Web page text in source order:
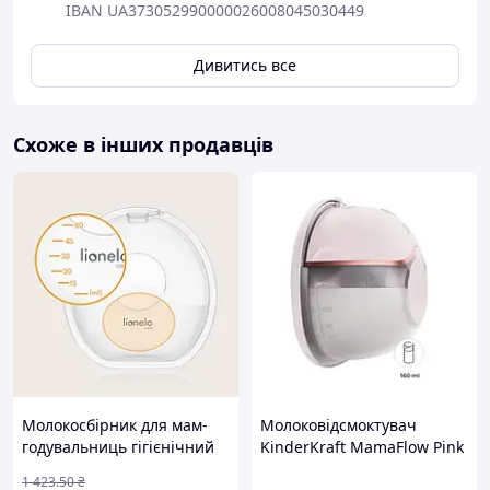
IBAN UA373052990000026008045030449
Дивитись все
Схоже в інших продавців
Молокосбірник для мам-
годувальниць гігієнічний
1 423.50₴
Молоковідсмоктувач
KinderKraft MamaFlow Pink